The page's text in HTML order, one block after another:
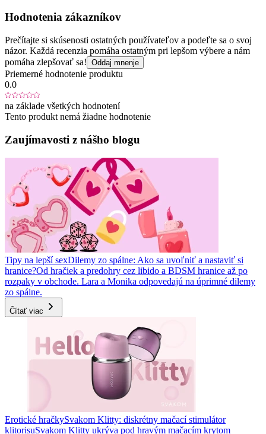
Hodnotenia zákazníkov
Prečítajte si skúsenosti ostatných používateľov a podeľte sa o svoj
názor. Každá recenzia pomáha ostatným pri lepšom výbere a nám
pomáha zlepšovať sa! Oddaj mnenje
Priemerné hodnotenie produktu
0.0
na základe všetkých hodnotení
Tento produkt nemá žiadne hodnotenie
Zaujímavosti z nášho blogu
Tipy na lepší sexDilemy zo spálne: Ako sa uvoľniť a nastaviť si
hranice?Od hračiek a predohry cez libido a BDSM hranice až po
rozpaky v obchode. Lara a Monika odpovedajú na úprimné dilemy
zo spálne.
Čítať viac
Erotické hračkySvakom Klitty: diskrétny mačací stimulátor
klitorisuSvakom Klitty ukrýva pod hravým mačacím krytom